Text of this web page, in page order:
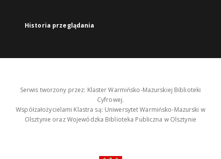
Historia przeglądania
Serwis tworzony przez: Klaster Warmińsko-Mazurskiej Biblioteki
Cyfrowej.
Współzałożycielami Klastra są: Uniwersytet Warmińsko-Mazurski w
Olsztynie oraz Wojewódzka Biblioteka Publiczna w Olsztynie